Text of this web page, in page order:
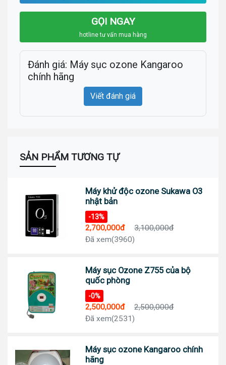
GỌI NGAY
hotline tư vấn mua hàng
Đánh giá: Máy sục ozone Kangaroo
chính hãng
Viết đánh giá
SẢN PHẨM TƯƠNG TỰ
Máy khử độc ozone Sukawa O3
nhật bản
-13%
2,700,000đ
3,100,000đ
Đã xem(3960)
Máy sục Ozone Z755 của bộ
quốc phòng
-0%
2,500,000đ
2,500,000đ
Đã xem(2531)
Máy sục ozone Kangaroo chính
hãng